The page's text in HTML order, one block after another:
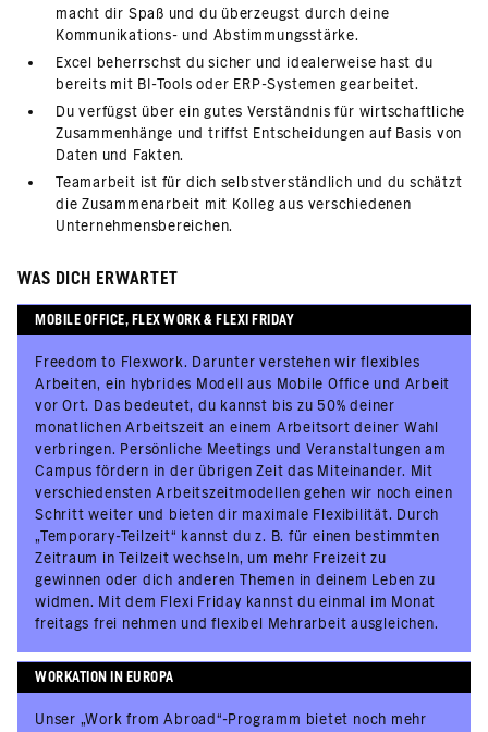
macht dir Spaß und du überzeugst durch deine
Kommunikations- und Abstimmungsstärke.
Excel beherrschst du sicher und idealerweise hast du
bereits mit BI-Tools oder ERP-Systemen gearbeitet.
Du verfügst über ein gutes Verständnis für wirtschaftliche
Zusammenhänge und triffst Entscheidungen auf Basis von
Daten und Fakten.
Teamarbeit ist für dich selbstverständlich und du schätzt
die Zusammenarbeit mit Kolleg aus verschiedenen
Unternehmensbereichen.
WAS DICH ERWARTET
MOBILE OFFICE, FLEX WORK & FLEXI FRIDAY
Freedom to Flexwork. Darunter verstehen wir flexibles
Arbeiten, ein hybrides Modell aus Mobile Office und Arbeit
vor Ort. Das bedeutet, du kannst bis zu 50% deiner
monatlichen Arbeitszeit an einem Arbeitsort deiner Wahl
verbringen. Persönliche Meetings und Veranstaltungen am
Campus fördern in der übrigen Zeit das Miteinander. Mit
verschiedensten Arbeitszeitmodellen gehen wir noch einen
Schritt weiter und bieten dir maximale Flexibilität. Durch
„Temporary-Teilzeit“ kannst du z. B. für einen bestimmten
Zeitraum in Teilzeit wechseln, um mehr Freizeit zu
gewinnen oder dich anderen Themen in deinem Leben zu
widmen. Mit dem Flexi Friday kannst du einmal im Monat
freitags frei nehmen und flexibel Mehrarbeit ausgleichen.
WORKATION IN EUROPA
Unser „Work from Abroad“-Programm bietet noch mehr